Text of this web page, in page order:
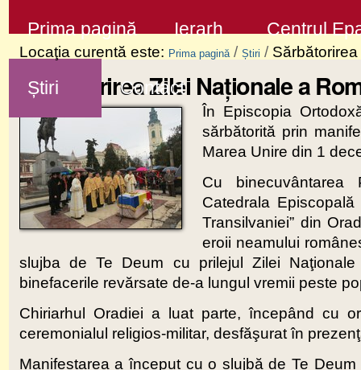
la
conţinut
Sari
navigare
Prima pagină Ierarh Centrul
Știri Contact
Locaţia curentă este: Prima pagină / Știri /
Sărbătorirea Zilei Naţionale a
În Episcopia
sărbătorită prin
Marea Unire din 1
Cu binecuvântarea
Catedrala Episcopală
Transilvaniei” din
eroii neamului
slujba de Te Deum cu prilejul Zilei
binefacerile revărsate de-a lungul vremii peste
Chiriarhul Oradiei a luat parte, începând cu
ceremonialul religios-militar, desfăşurat în
Manifestarea a început cu o slujbă de Te